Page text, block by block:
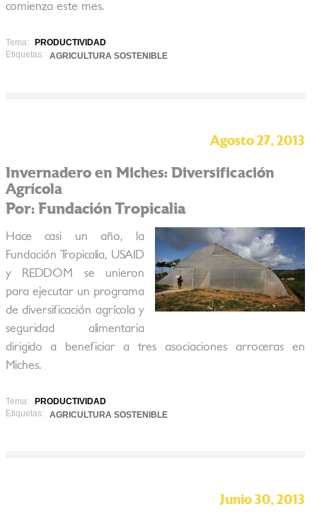
comienza este mes.
Tema:
PRODUCTIVIDAD
Etiquetas:
AGRICULTURA SOSTENIBLE
Agosto 27, 2013
Invernadero en Miches: Diversificación
Agrícola
Por: Fundación Tropicalia
Hace casi un año, la
Fundación Tropicalia, USAID
y REDDOM se unieron
para ejecutar un programa
de diversificación agrícola y
seguridad alimentaria
dirigido a beneficiar a tres asociaciones arroceras en
Miches.
Tema:
PRODUCTIVIDAD
Etiquetas:
AGRICULTURA SOSTENIBLE
Junio 30, 2013